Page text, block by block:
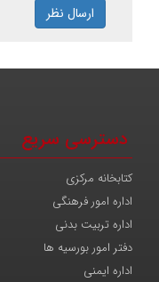
ارسال نظر
دسترسی سریع
کتابخانه مرکزی
اداره امور فرهنگی
اداره تربیت بدنی
دفتر امور بورسیه ها
اداره ایمنی